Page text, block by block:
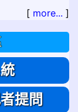
[ more... ]
提問